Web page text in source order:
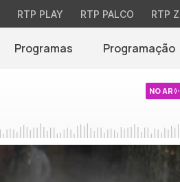
RTP PLAY RTP PALCO RTP
Programas Programação
NO AR